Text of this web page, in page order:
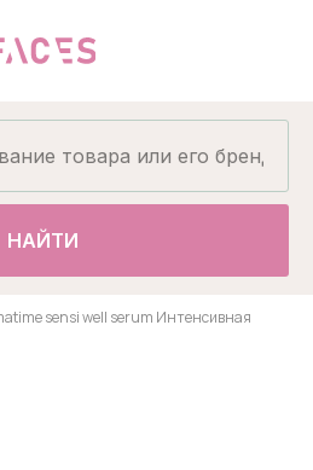
НАЙТИ
sensi well serum Интенсивная